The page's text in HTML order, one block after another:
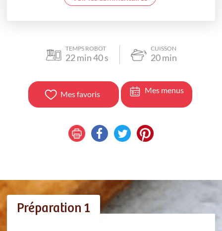
TEMPS ROBOT
22min40s
CUISSON
20min
Mes favoris Mes menus
Préparation 1